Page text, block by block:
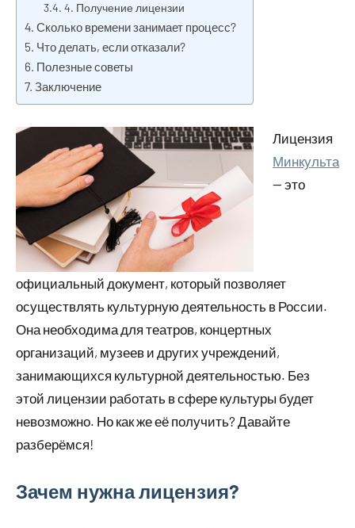
4. Получение лицензии
Сколько времени занимает процесс?
Что делать, если отказали?
Полезные советы
Заключение
Лицензия
Минкульта
— это
официальный документ, который позволяет
осуществлять культурную деятельность в России.
Она необходима для театров, концертных
организаций, музеев и других учреждений,
занимающихся культурной деятельностью. Без
этой лицензии работать в сфере культуры будет
невозможно. Но как же её получить? Давайте
разберёмся!
Зачем нужна лицензия?